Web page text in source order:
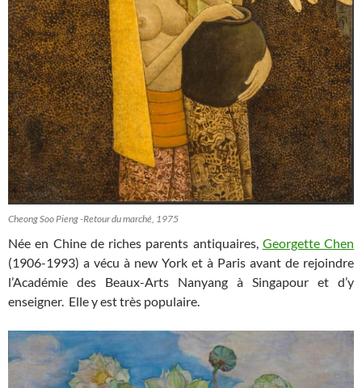
Cheong Soo Pieng -Retour du marché, 1975
Née en Chine de riches parents antiquaires, Georgette Chen
(1906-1993) a vécu à new York et à Paris avant de rejoindre
l’Académie des Beaux-Arts Nanyang à Singapour et d’y
enseigner. Elle y est très populaire.